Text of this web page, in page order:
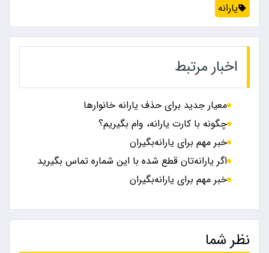
یارانه
اخبار مرتبط
معیار جدید برای حذف یارانه خانوار‌ها
چگونه با کارت یارانه، وام بگیریم؟
خبر مهم برای یارانه‌بگیران
اگر یارانه‌تان قطع شده با این شماره تماس بگیرید
خبر مهم برای یارانه‌بگیران
نظر شما